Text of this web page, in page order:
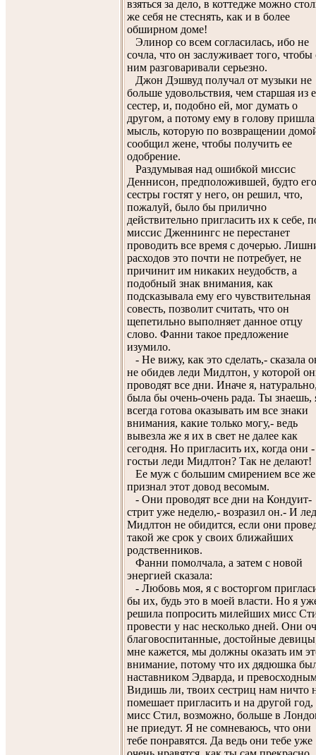
взяться за дело, в коттедже можно
же себя не стеснять, как и в более
обширном доме!
Элинор со всем согласилась, ибо не
сочла, что он заслуживает того, чтобы
ним разговаривали серьезно.
Джон Дэшвуд получал от музыки не
больше удовольствия, чем старшая из
сестер, и, подобно ей, мог думать о
другом, а потому ему в голову пришла
мысль, которую по возвращении
сообщил жене, чтобы получить ее
одобрение.
Раздумывая над ошибкой миссис
Деннисон, предположившей, будто его
сестры гостят у него, он решил, что,
пожалуй, было бы прилично
действительно пригласить их к себе,
миссис Дженнингс не перестанет
проводить все время с дочерью.
расходов это почти не потребует, не
причинит им никаких неудобств, а
подобный знак внимания, как
подсказывала ему его чувствительная
совесть, позволит считать, что он
щепетильно выполняет данное отцу
слово. Фанни такое предложение
изумило.
- Не вижу, как это сделать,- сказала
не обидев леди Мидлтон, у которой
проводят все дни. Иначе я,
была бы очень-очень рада. Ты знаешь,
всегда готова оказывать им все знаки
внимания, какие только могу,- ведь
вывезла же я их в свет не далее как
сегодня. Но пригласить их, когда они -
гостьи леди Мидлтон? Так не делают!
Ее муж с большим смирением все
признал этот довод весомым.
- Они проводят все дни на Кондуит-
стрит уже неделю,- возразил он.- И
Мидлтон не обидится, если они
такой же срок у своих ближайших
родственников.
Фанни помолчала, а затем с новой
энергией сказала:
- Любовь моя, я с восторгом
бы их, будь это в моей власти. Но я
решила попросить милейших мисс
провести у нас несколько дней. Они
благовоспитанные, достойные
мне кажется, мы должны оказать им
внимание, потому что их дядюшка
наставником Эдварда, и
Видишь ли, твоих сестриц нам ничто
помешает пригласить и на другой год,
мисс Стил, возможно, больше в
не приедут. Я не сомневаюсь, что они
тебе понравятся. Да ведь они тебе уже